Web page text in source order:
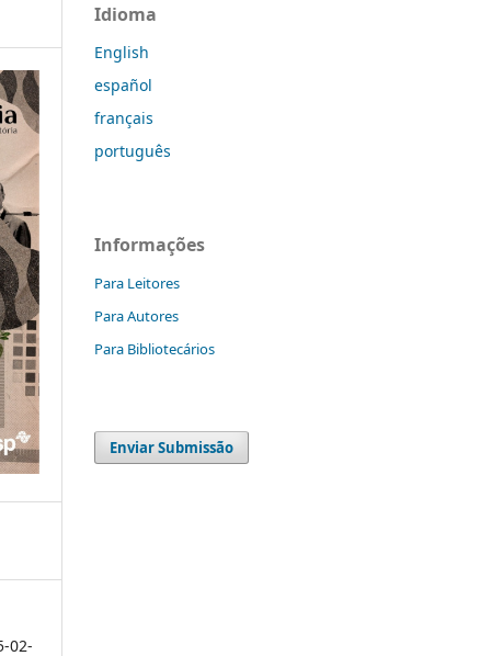
02-
Idioma
English
español
français
português
Informações
Para Leitores
Para Autores
Para Bibliotecários
Enviar Submissão